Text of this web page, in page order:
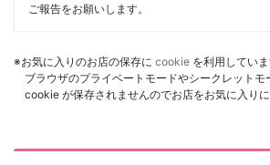
ご報告をお願いします。
※お気に入りのお店の保存に cookie を利用していま
ブラウザのプライベートモードやシークレットモ
cookie が保存されませんのでお店をお気に入りに